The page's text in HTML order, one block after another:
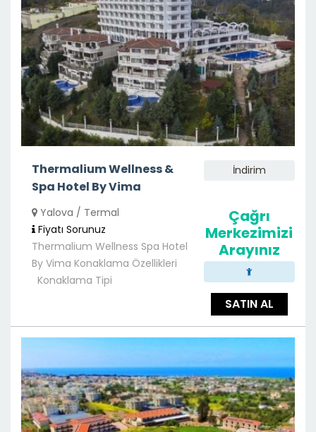
Thermalium Wellness &
Spa Hotel By Vima
Yalova / Termal
Fiyatı Sorunuz
Thermalium Wellness Spa Hotel
By Vima Konaklama Özellikleri
Konaklama Tipi
İndirim
Çağrı
Merkezimizi
Arayınız
SATIN AL